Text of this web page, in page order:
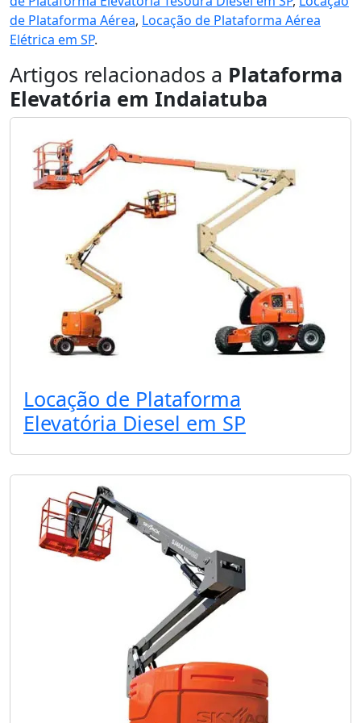
de Plataforma Aérea, Locação de Plataforma Aérea
Elétrica em SP.
Artigos relacionados a Plataforma
Elevatória em Indaiatuba
Locação de Plataforma
Elevatória Diesel em SP